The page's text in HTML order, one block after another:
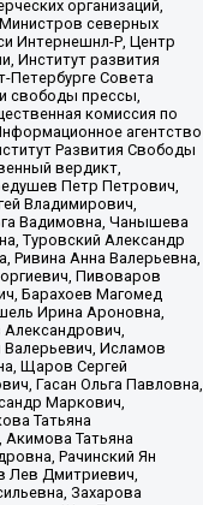
организаций,
северных
Интернешнл-Р, Центр
Институт развития
Петербурге Совета
свободы прессы,
комиссия по
агентство
Развития Свободы
вердикт,
Петр Петрович,
Владимирович,
Вадимовна, Чанышева
Туровский Александр
Ривина Анна Валерьевна,
Пивоваров
Барахоев Магомед
Ирина Ароновна,
Валерьевич, Исламов
Щаров Сергей
Гасан Ольга Павловна,
Маркович,
Татьяна
Татьяна
Рачинский Ян
Лев Дмитриевич,
Захарова